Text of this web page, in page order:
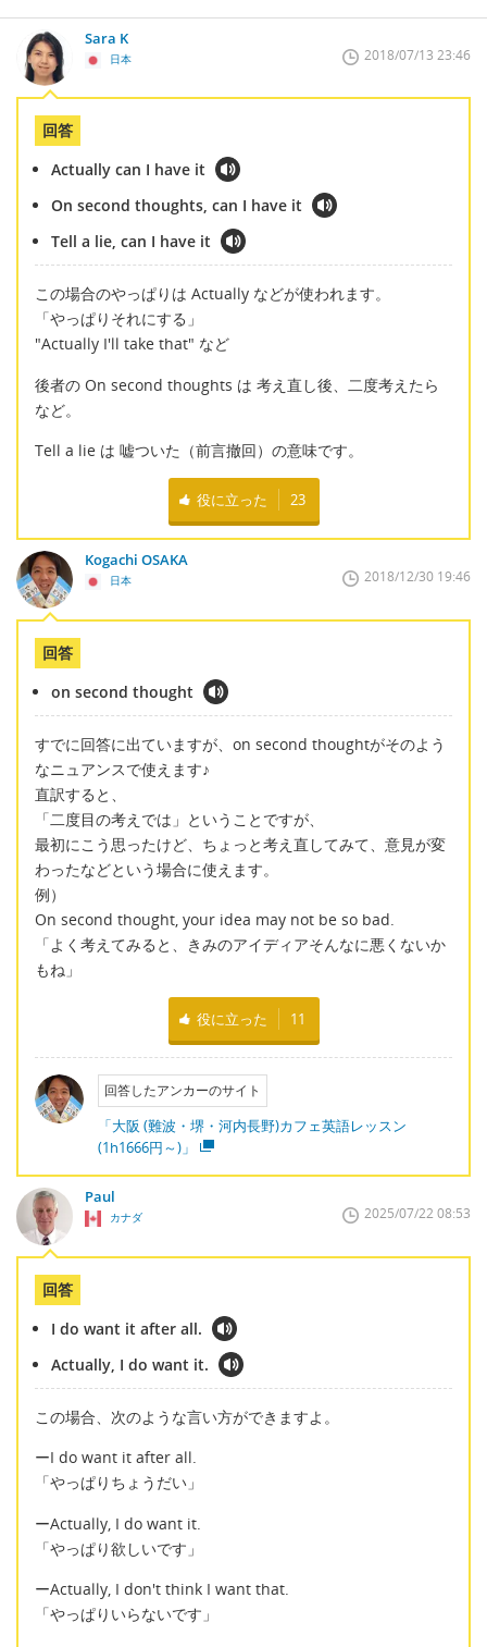
Sara K
日本 2018/07/13 23:46
回答
Actually can I have it
On second thoughts, can I have it
Tell a lie, can I have it
この場合のやっぱりは Actually などが使われます。
「やっぱりそれにする」
"Actually I'll take that" など
後者の On second thoughts は 考え直し後、二度考えたら
など。
Tell a lie は 嘘ついた（前言撤回）の意味です。
役に立った 23
Kogachi OSAKA
日本 2018/12/30 19:46
回答
on second thought
すでに回答に出ていますが、on second thoughtがそのよう
なニュアンスで使えます♪
直訳すると、
「二度目の考えでは」ということですが、
最初にこう思ったけど、ちょっと考え直してみて、意見が変
わったなどという場合に使えます。
例）
On second thought, your idea may not be so bad.
「よく考えてみると、きみのアイディアそんなに悪くないか
もね」
役に立った 11
回答したアンカーのサイト
「大阪 (難波・堺・河内長野)カフェ英語レッスン
(1h1666円～)」
Paul
カナダ 2025/07/22 08:53
回答
I do want it after all.
Actually, I do want it.
この場合、次のような言い方ができますよ。
ーI do want it after all.
「やっぱりちょうだい」
ーActually, I do want it.
「やっぱり欲しいです」
ーActually, I don't think I want that.
「やっぱりいらないです」